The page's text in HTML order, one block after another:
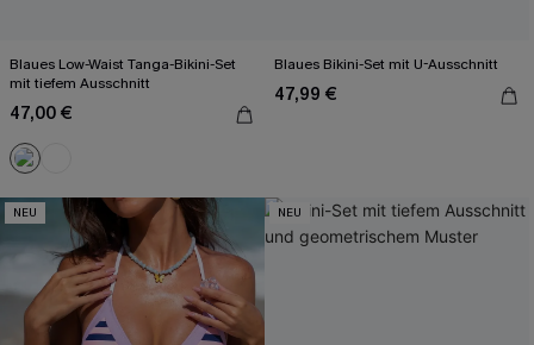
Blaues Low-Waist Tanga-Bikini-Set
mit tiefem Ausschnitt
47,00 €
Blaues Bikini-Set mit U-Ausschnitt
47,99 €
NEU NEU